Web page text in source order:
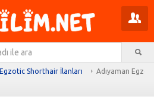
aç
Egzotic Shorthair İlanları Adıyaman